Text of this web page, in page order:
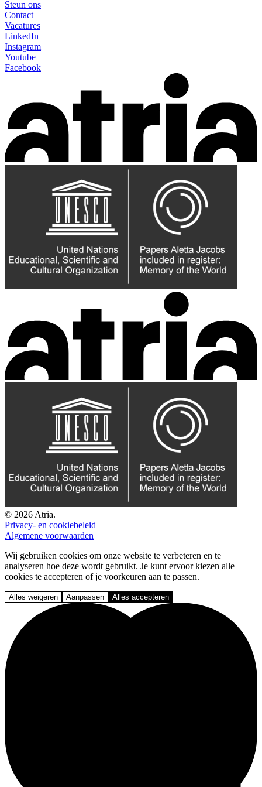
Steun ons
Contact
Vacatures
LinkedIn
Instagram
Youtube
Facebook
© 2026 Atria.
Privacy- en cookiebeleid
Algemene voorwaarden
Wij gebruiken cookies om onze website te verbeteren en te
analyseren hoe deze wordt gebruikt. Je kunt ervoor kiezen alle
cookies te accepteren of je voorkeuren aan te passen.
Alles weigeren Aanpassen Alles accepteren